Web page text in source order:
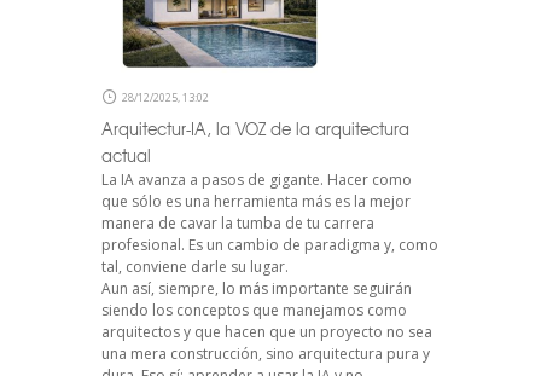
28/12/2025, 13:02
Arquitectur-IA, la VOZ de la arquitectura
actual
La IA avanza a pasos de gigante. Hacer como
que sólo es una herramienta más es la mejor
manera de cavar la tumba de tu carrera
profesional. Es un cambio de paradigma y, como
tal, conviene darle su lugar.
Aun así, siempre, lo más importante seguirán
siendo los conceptos que manejamos como
arquitectos y que hacen que un proyecto no sea
una mera construcción, sino arquitectura pura y